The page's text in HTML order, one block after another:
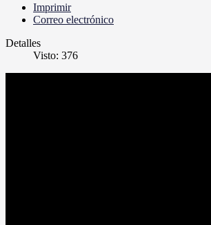
Imprimir
Correo electrónico
Detalles
Visto: 376